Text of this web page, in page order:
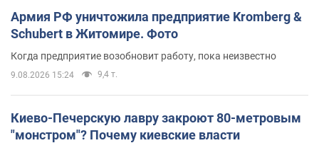
Армия РФ уничтожила предприятие Kromberg &
Schubert в Житомире. Фото
Когда предприятие возобновит работу, пока неизвестно
9.08.2026 15:24 9,4 т.
Киево-Печерскую лавру закроют 80-метровым
"монстром"? Почему киевские власти